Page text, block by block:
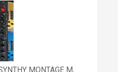
MONTAGE M,